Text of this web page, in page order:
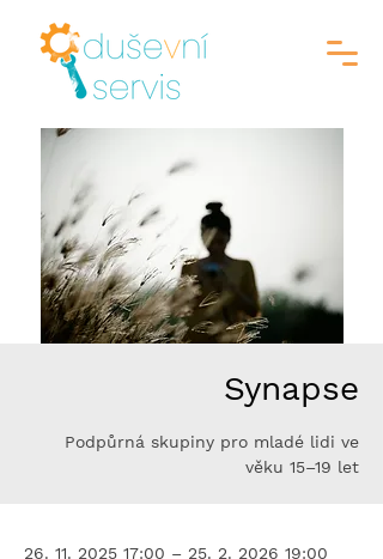
Synapse
Podpůrná skupiny pro mladé lidi ve
věku 15–19 let
26. 11. 2025 17:00 – 25. 2. 2026 19:00